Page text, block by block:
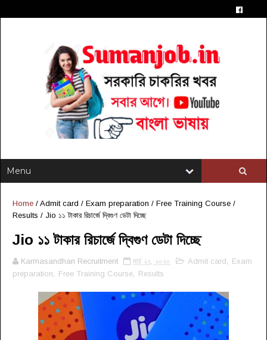
Home / Admit card / Exam preparation / Free Training Course /
Results / Jio ১১ টাকার রিচার্জে দ্বিগুণ ডেটা দিচ্ছে
Jio ১১ টাকার রিচার্জে দ্বিগুণ ডেটা দিচ্ছে
Karmasandhan Recruitment মার্চ ২২, ২০২০ Admit card
Exam
preparation
Free Training Course Results